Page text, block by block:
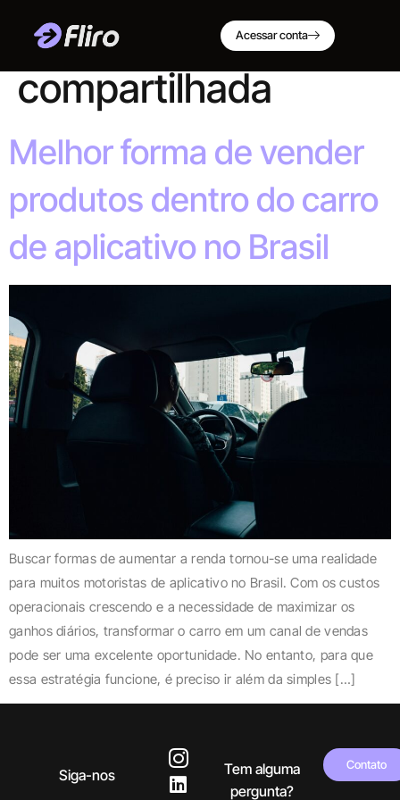
Acessar conta
Tag:economia
compartilhada
Melhor forma de vender
produtos dentro do carro
de aplicativo no Brasil
Buscar formas de aumentar a renda tornou-se uma realidade
para muitos motoristas de aplicativo no Brasil. Com os custos
operacionais crescendo e a necessidade de maximizar os
ganhos diários, transformar o carro em um canal de vendas
pode ser uma excelente oportunidade. No entanto, para que
essa estratégia funcione, é preciso ir além da simples […]
Siga-nos
Tem alguma
pergunta?
Contato